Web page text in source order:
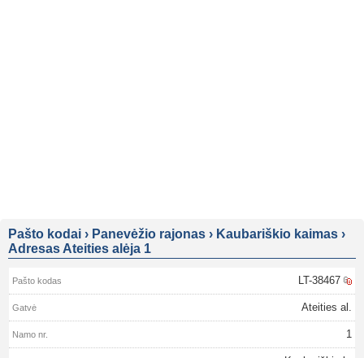
Pašto kodai › Panevėžio rajonas › Kaubariškio kaimas ›
Adresas Ateities alėja 1
LT-38467
Ateities al.
1